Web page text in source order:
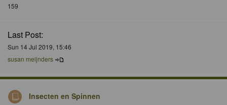
159
Last Post:
Sun 14 Jul 2019, 15:46
susan meijnders
Insecten en Spinnen